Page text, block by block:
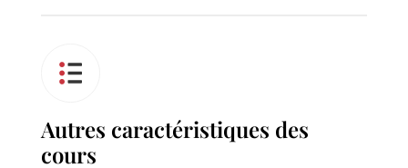
Autres caractéristiques des
cours